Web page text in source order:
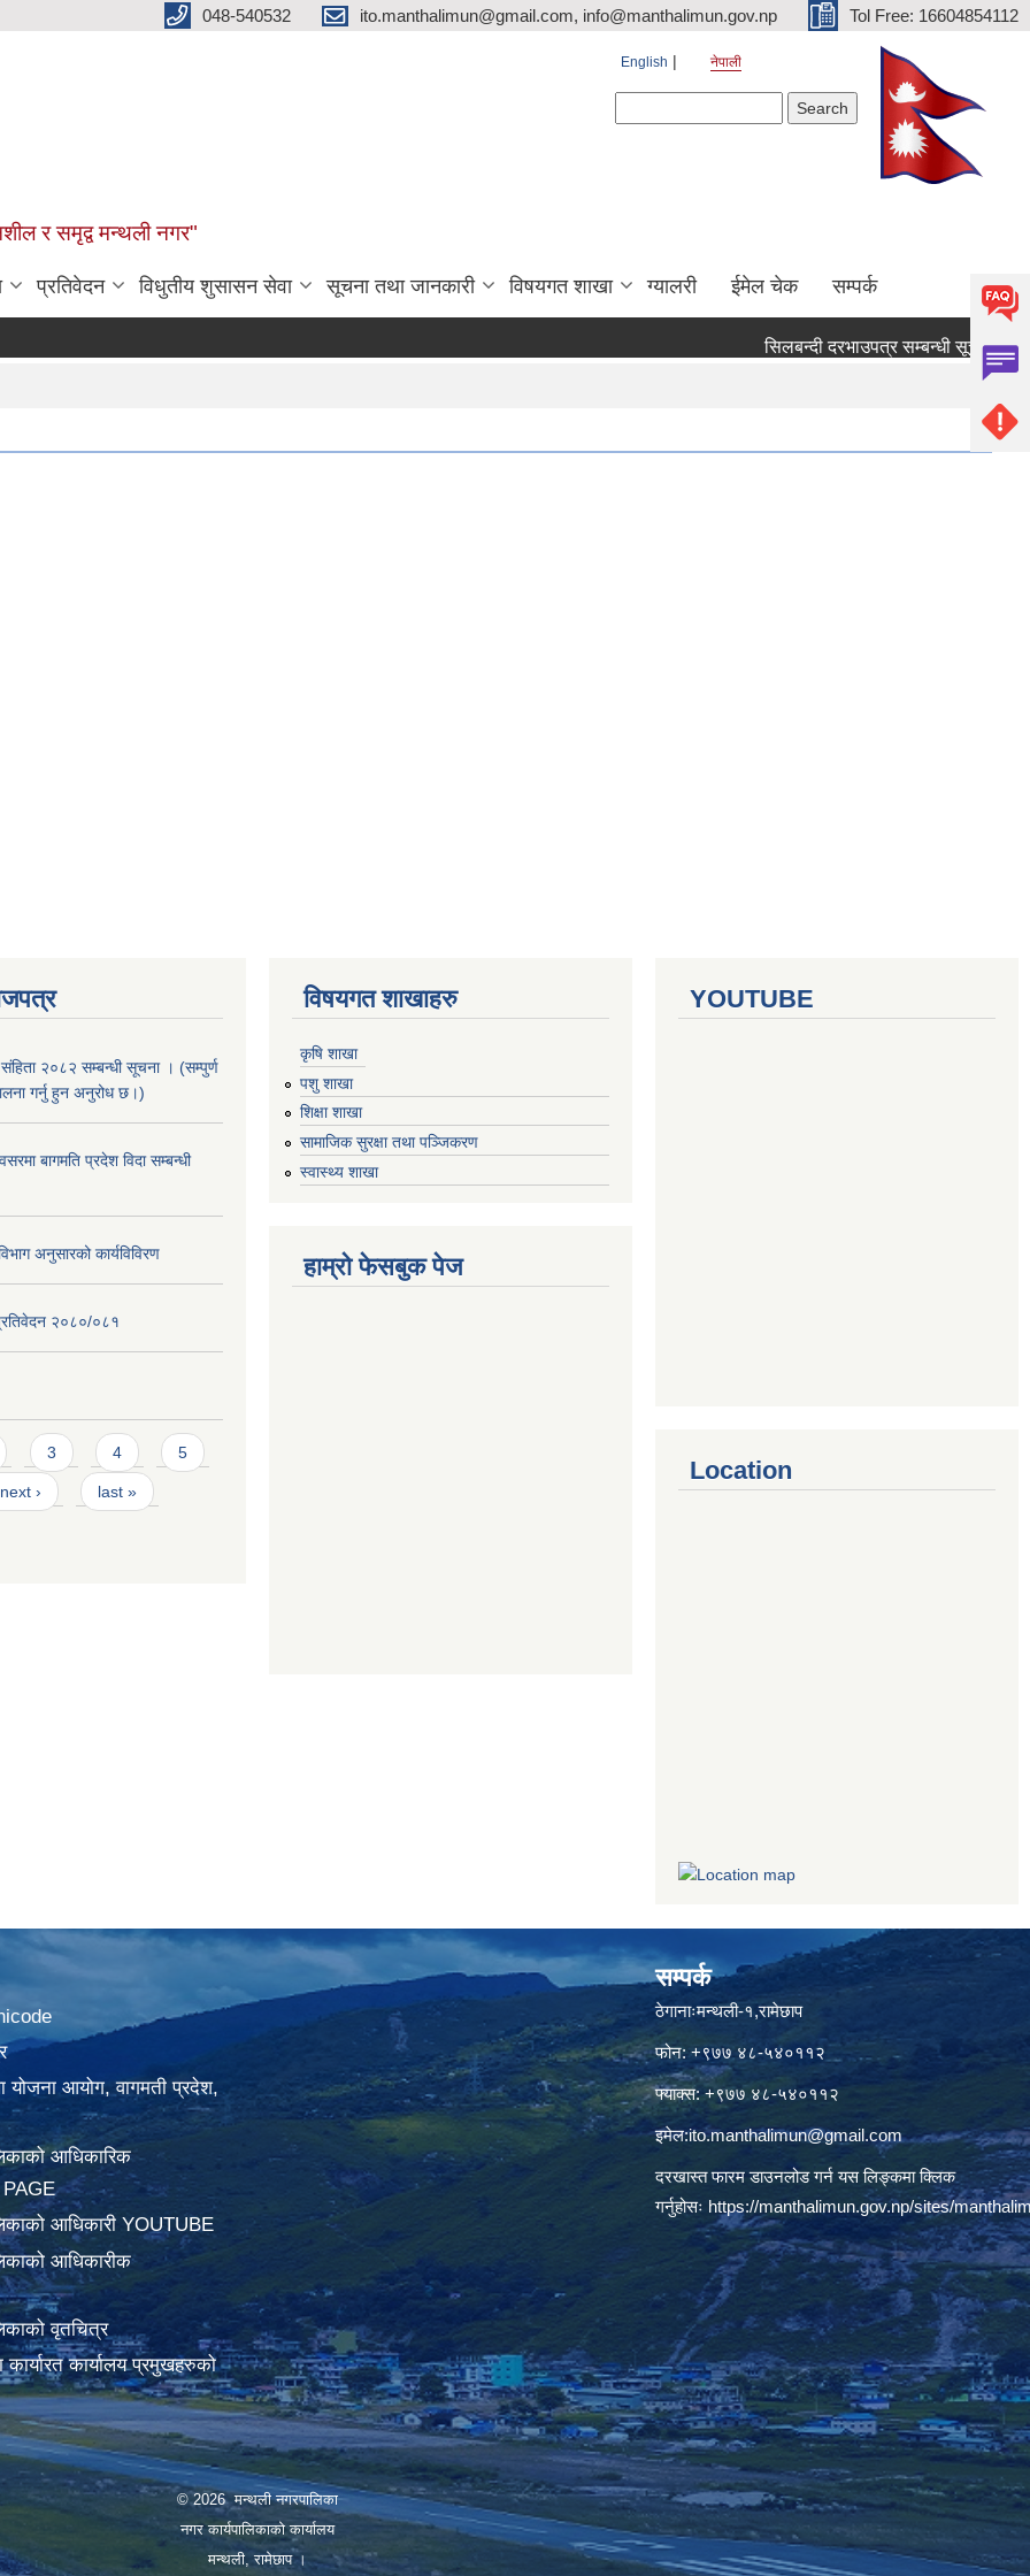
048-540532 ito.manthalimun@gmail.com, info@manthalimun.gov.np Tol Free: 16604854112
र समृद्व मन्थली नगर"
English नेपाली
प्रतिवेदन विधुतीय शुसासन सेवा सूचना तथा जानकारी विषयगत शाखा ग्यालरी ईमेल चेक सम्पर्क
सिलबन्दी दरभाउपत्र सम्बन्धी सूचना ।
संहिता २०८२ सम्बन्धी सूचना । (सम्पुर्ण
गर्नु हुन अनुरोध छ।)
बागमति प्रदेश विदा सम्बन्धी
अनुसारको कार्यविविरण
२०८०/०८१
3 4 5
next › last »
विषयगत शाखाहरु
कृषि शाखा
पशु शाखा
शिक्षा शाखा
सामाजिक सुरक्षा तथा पञ्जिकरण
स्वास्थ्य शाखा
हाम्रो फेसबुक पेज
YOUTUBE
Location
योजना आयोग, वागमती प्रदेश,
आधिकारिक
आधिकारी YOUTUBE
आधिकारीक
वृतचित्र
कार्यारत कार्यालय प्रमुखहरुको
सम्पर्क
ठेगानाःमन्थली-१,रामेछाप
फोन: +९७७ ४८-५४०११२
फ्याक्स: +९७७ ४८-५४०११२
इमेल:ito.manthalimun@gmail.com
दरखास्त फारम डाउनलोड गर्न यस लिङ्कमा क्लिक
गर्नुहोसः https://manthalimun.gov.np/sites/
© 2026 मन्थली नगरपालिका
नगर कार्यपालिकाको कार्यालय
मन्थली, रामेछाप ।